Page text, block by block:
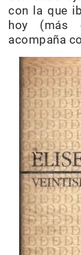
con la que
hoy (más
acompaña